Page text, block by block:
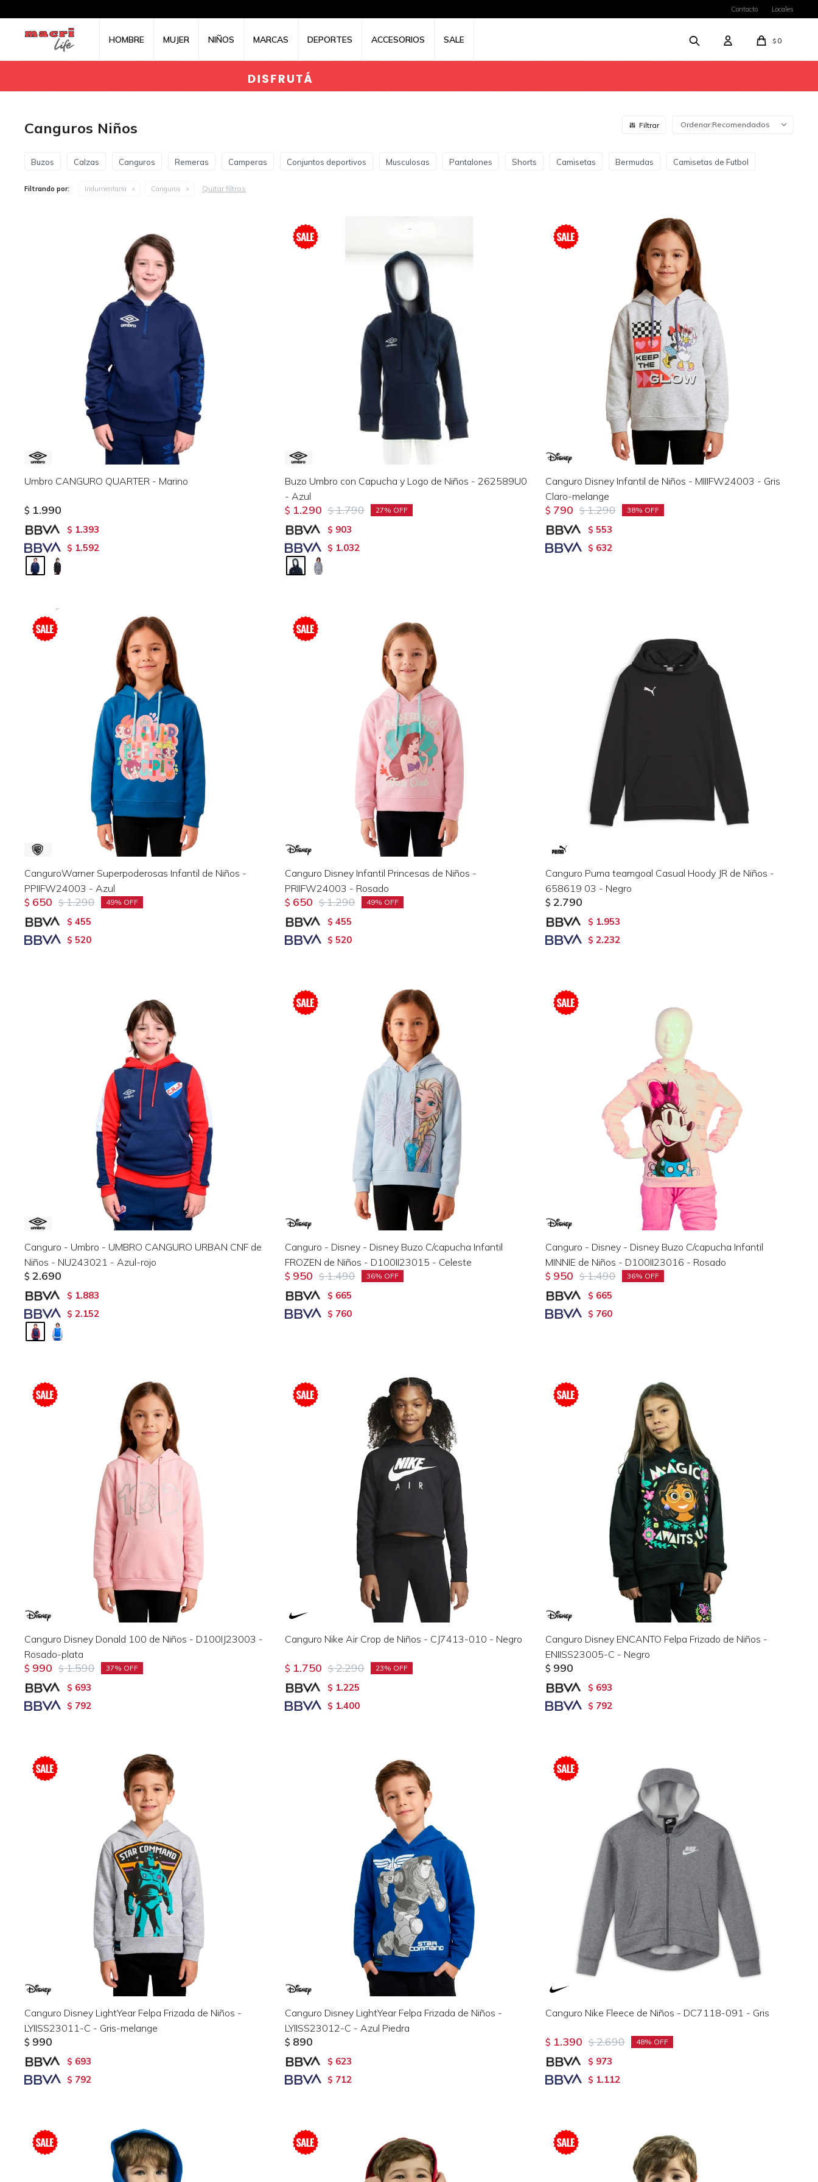
HOMBRE MUJER NIÑOS MARCAS DEPORTES ACCESORIOS SALE $ 0
Contacto Locales
Canguros Niños Recomendados
Buzos Calzas Canguros Remeras Camperas Conjuntos deportivos Musculosas Pantalones Shorts Camisetas Bermudas Camisetas de Futbol
Filtrando por: Indumentaria Canguros Quitar filtros
Umbro CANGURO QUARTER - Marino
$ 1.990
$ 1.393
$ 1.592
Buzo Umbro con Capucha y Logo de Niños - 262589U0
- Azul
$ 1.290 $ 1.790 27
$ 903
$ 1.032
Canguro Disney Infantil de Niños - MIIIFW24003 - Gris
Claro-melange
$ 790 $ 1.290 38
$ 553
$ 632
CanguroWarner Superpoderosas Infantil de Niños -
PPIIFW24003 - Azul
$ 650 $ 1.290 49
$ 455
$ 520
Canguro Disney Infantil Princesas de Niños -
PRIIFW24003 - Rosado
$ 650 $ 1.290 49
$ 455
$ 520
Canguro Puma teamgoal Casual Hoody JR de Niños -
658619 03 - Negro
$ 2.790
$ 1.953
$ 2.232
Canguro - Umbro - UMBRO CANGURO URBAN CNF de
Niños - NU243021 - Azul-rojo
$ 2.690
$ 1.883
$ 2.152
Canguro - Disney - Disney Buzo C/capucha Infantil
FROZEN de Niños - D100II23015 - Celeste
$ 950 $ 1.490 36
$ 665
$ 760
Canguro - Disney - Disney Buzo C/capucha Infantil
MINNIE de Niños - D100II23016 - Rosado
$ 950 $ 1.490 36
$ 665
$ 760
Canguro Disney Donald 100 de Niños - D100IJ23003 -
Rosado-plata
$ 990 $ 1.590 37
$ 693
$ 792
Canguro Nike Air Crop de Niños - CJ7413-010 - Negro
$ 1.750 $ 2.290 23
$ 1.225
$ 1.400
Canguro Disney ENCANTO Felpa Frizado de Niños -
ENIISS23005-C - Negro
$ 990
$ 693
$ 792
Canguro Disney LightYear Felpa Frizada de Niños -
LYIISS23011-C - Gris-melange
$ 990
$ 693
$ 792
Canguro Disney LightYear Felpa Frizada de Niños -
LYIISS23012-C - Azul Piedra
$ 890
$ 623
$ 712
Canguro Nike Fleece de Niños - DC7118-091 - Gris
$ 1.390 $ 2.690 48
$ 973
$ 1.112